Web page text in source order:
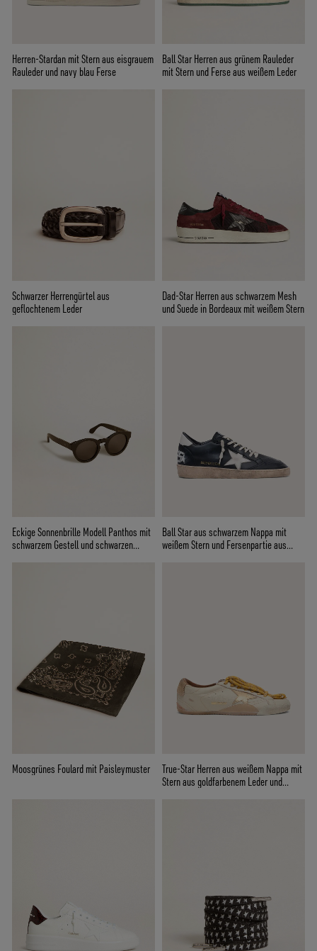
Herren-Stardan mit Stern aus eisgrauem
Rauleder und navy blau Ferse
Ball Star Herren aus grünem Rauleder
mit Stern und Ferse aus weißem Leder
Schwarzer Herrengürtel aus
geflochtenem Leder
Dad-Star Herren aus schwarzem Mesh
und Suede in Bordeaux mit weißem Stern
Eckige Sonnenbrille Modell Panthos mit
schwarzem Gestell und schwarzen
Ball Star aus schwarzem Nappa mit
weißem Stern und Fersenpartie aus
Moosgrünes Foulard mit Paisleymuster
True-Star Herren aus weißem Nappa mit
Stern aus goldfarbenem Leder und